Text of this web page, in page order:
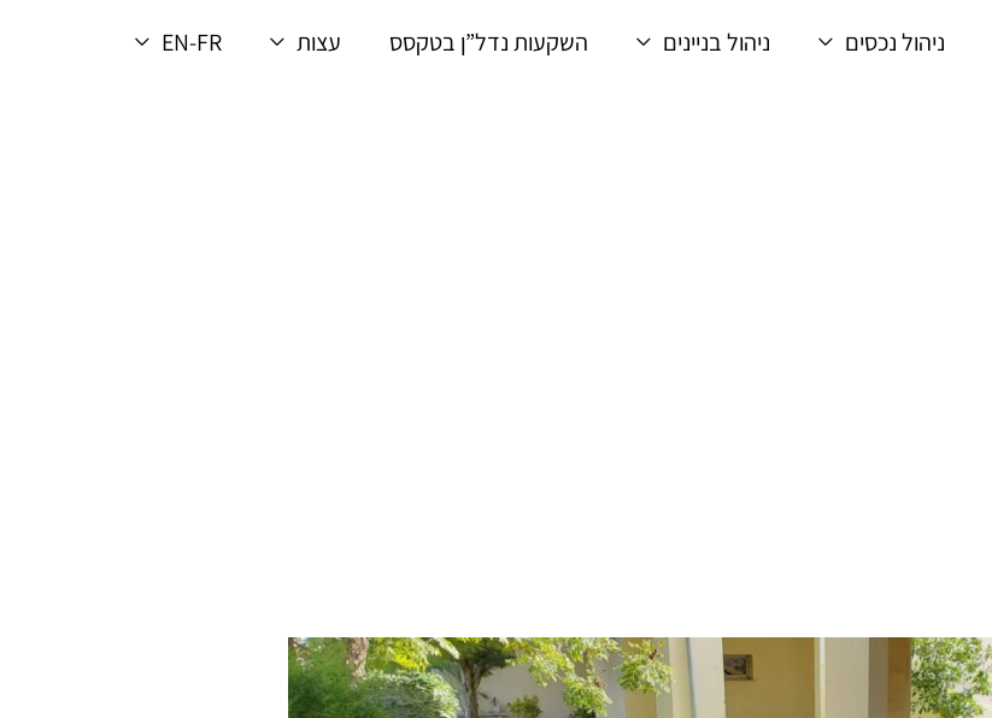
ניהול נכסים ניהול בניינים השקעות נדל”ן בטקסס עצות EN-FR